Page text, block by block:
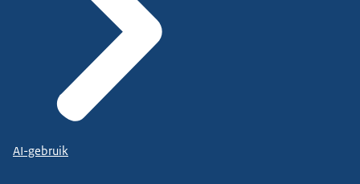
AI-gebruik